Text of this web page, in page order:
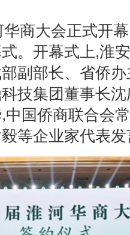
商大会正式开
。开幕式上,淮
副部长、省侨
技集团董事长
中国侨商联合会
等企业家代表发